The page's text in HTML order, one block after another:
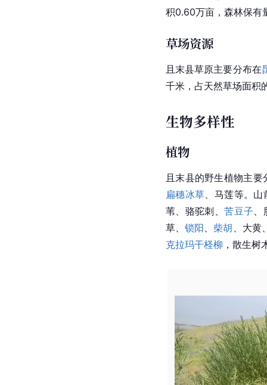
积0.60万亩，森林保有
草场资源
且末县草原主要分布在
千米，占天然草场面积
生物多样性
植物
且末县的野生植物主
扁穗冰草、马莲等。山
苇、骆驼刺、苦豆子、
草、锁阳、 柴胡 、大黄
克拉玛干柽柳 ，散生树